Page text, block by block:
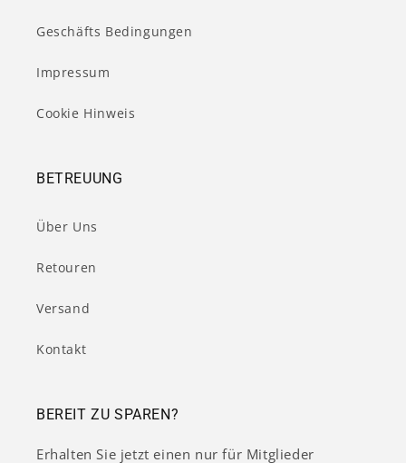
Geschäfts Bedingungen
Impressum
Cookie Hinweis
BETREUUNG
Über Uns
Retouren
Versand
Kontakt
BEREIT ZU SPAREN?
Erhalten Sie jetzt einen nur für Mitglieder